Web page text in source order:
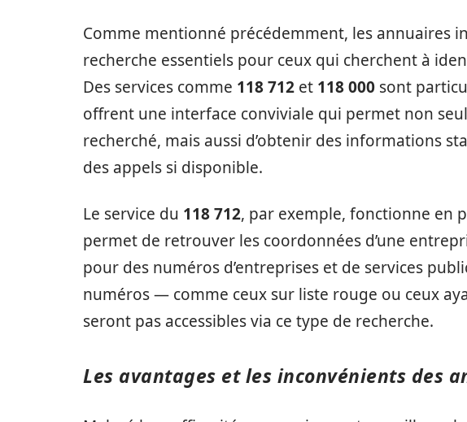
Comme mentionné précédemment, les annuaires
recherche essentiels pour ceux qui cherchent à
Des services comme 118 712 et 118 000 sont
offrent une interface conviviale qui permet non
recherché, mais aussi d’obtenir des informations
des appels si disponible.
Le service du 118 712, par exemple, fonctionne en
permet de retrouver les coordonnées d’une
pour des numéros d’entreprises et de services
numéros — comme ceux sur liste rouge ou ceux
seront pas accessibles via ce type de recherche.
Les avantages et les inconvénients des